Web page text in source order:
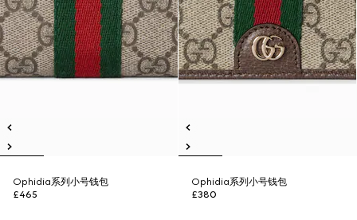
Ophidia系列小号钱包
£465
Ophidia系列小号钱包
£380